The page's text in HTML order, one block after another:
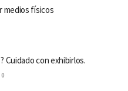
medios físicos
Cuidado con exhibirlos.
0